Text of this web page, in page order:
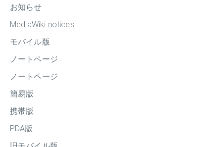
お知らせ
MediaWiki notices
モバイル版
ノートページ
ノートページ
簡易版
携帯版
PDA版